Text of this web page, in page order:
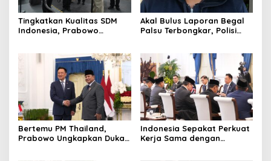
Tingkatkan Kualitas SDM
Indonesia, Prabowo
Terbaik Dunia
Akal Bulus Laporan Begal
Palsu Terbongkar, Polisi
Bertemu PM Thailand,
Prabowo Ungkapkan Duka
Indonesia Sepakat Perkuat
Kerja Sama dengan